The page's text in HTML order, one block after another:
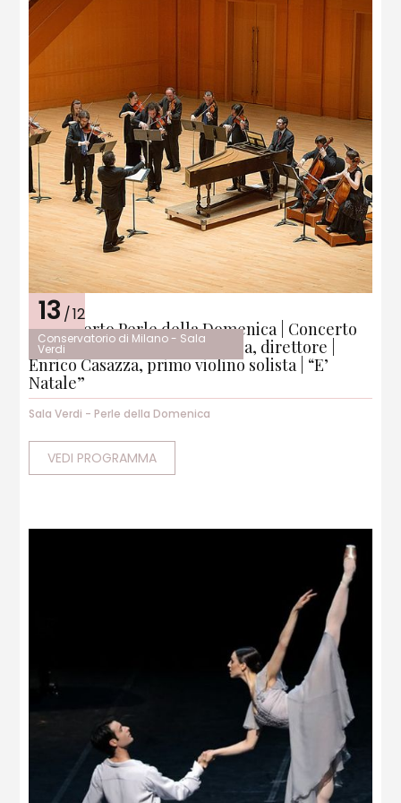
13 /12
Conservatorio di Milano - Sala
Verdi
2° Concerto Perle della Domenica | Concerto
De’ Cavalieri | Marcello Di Lisa, direttore |
Enrico Casazza, primo violino solista | “E’
Natale”
Sala Verdi - Perle della Domenica
VEDI PROGRAMMA